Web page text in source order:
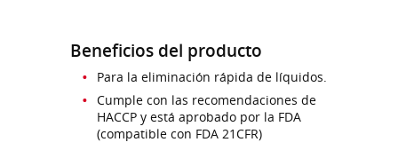
Beneficios del producto
Para la eliminación rápida de líquidos.
Cumple con las recomendaciones de
HACCP y está aprobado por la FDA
(compatible con FDA 21CFR)